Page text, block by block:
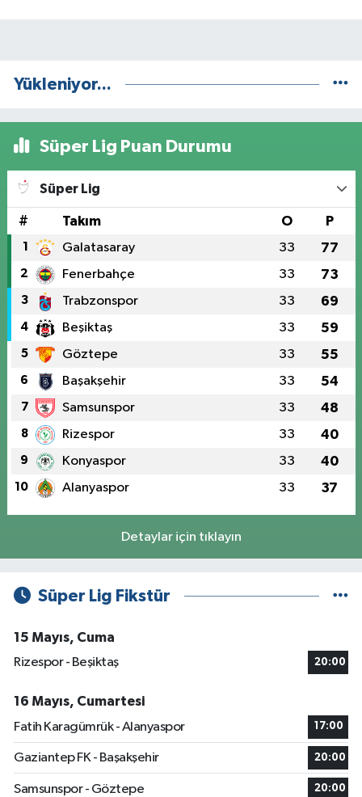
Yükleniyor...
Süper Lig Puan Durumu
Süper Lig
# Takım O P
1 Galatasaray 33 77
2 Fenerbahçe 33 73
3 Trabzonspor 33 69
4 Beşiktaş 33 59
5 Göztepe 33 55
6 Başakşehir 33 54
7 Samsunspor 33 48
8 Rizespor 33 40
9 Konyaspor 33 40
10 Alanyaspor 33 37
Detaylar için tıklayın
Süper Lig Fikstür
15 Mayıs, Cuma
Rizespor - Beşiktaş
20:00
16 Mayıs, Cumartesi
Fatih Karagümrük - Alanyaspor
17:00
Gaziantep FK - Başakşehir 20:00
Samsunspor - Göztepe 20:00